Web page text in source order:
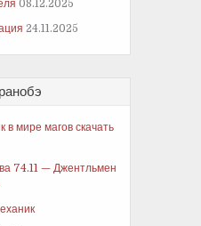
08.12.2025
24.11.2025
в мире магов скачать
74.11 — Джентльмен